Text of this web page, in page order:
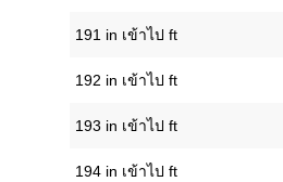
191 in เข้าไป ft
192 in เข้าไป ft
193 in เข้าไป ft
194 in เข้าไป ft